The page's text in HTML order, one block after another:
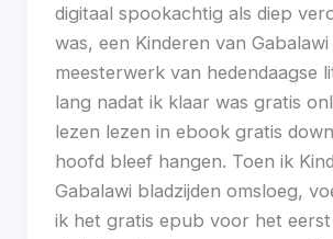
digitaal spookachtig als diep
was, een Kinderen van Gabalawi
meesterwerk van hedendaagse
lang nadat ik klaar was gratis
lezen lezen in ebook gratis
hoofd bleef hangen. Toen ik
Gabalawi bladzijden omsloeg,
ik het gratis epub voor het